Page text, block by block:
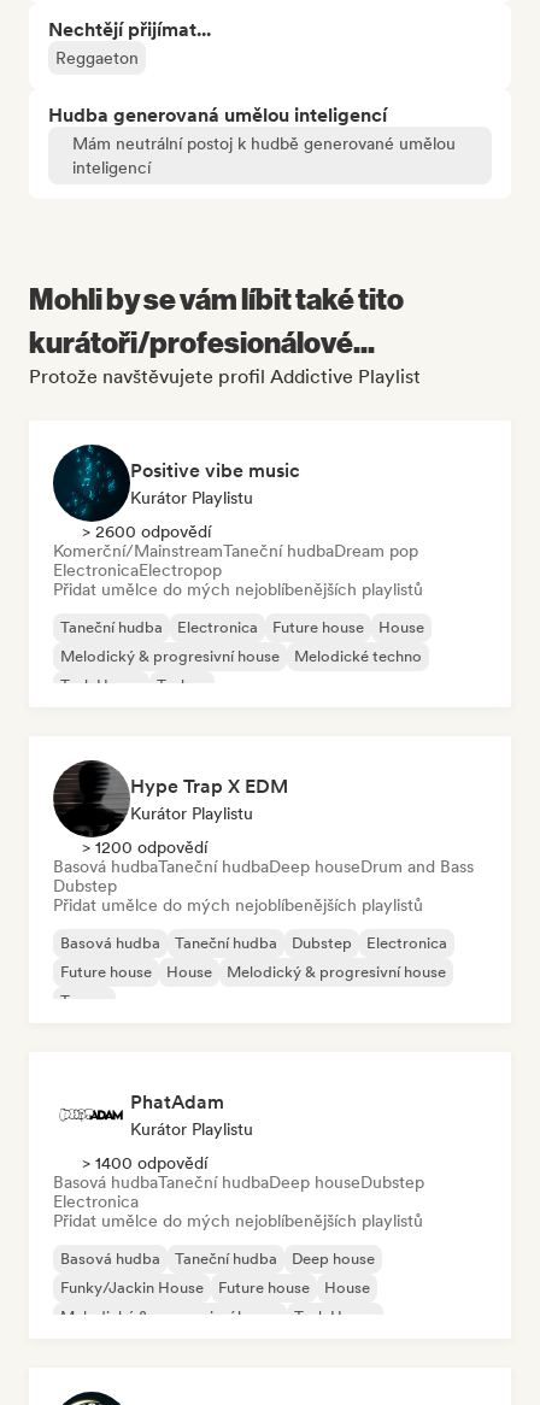
Nechtějí přijímat...
Reggaeton
Hudba generovaná umělou inteligencí
Mám neutrální postoj k hudbě generované umělou
inteligencí
Mohli by se vám líbit také tito
kurátoři/profesionálové...
Protože navštěvujete profil Addictive Playlist
Positive vibe music
Kurátor Playlistu
> 2600 odpovědí
Komerční/MainstreamTaneční hudbaDream pop
ElectronicaElectropop
Přidat umělce do mých nejoblíbenějších playlistů
Taneční hudba Electronica Future house
House
Melodický & progresivní house
Melodické techno
Tech House
Techno
Hype Trap X EDM
Kurátor Playlistu
> 1200 odpovědí
Basová hudbaTaneční hudbaDeep houseDrum and Bass
Dubstep
Přidat umělce do mých nejoblíbenějších playlistů
Basová hudba Taneční hudba Dubstep
Electronica
Future house
House
Melodický & progresivní house
Trance
PhatAdam
Kurátor Playlistu
> 1400 odpovědí
Basová hudbaTaneční hudbaDeep houseDubstep
Electronica
Přidat umělce do mých nejoblíbenějších playlistů
Basová hudba Taneční hudba
Deep house
Funky/Jackin House
Future house
House
Melodický & progresivní house
Tech House